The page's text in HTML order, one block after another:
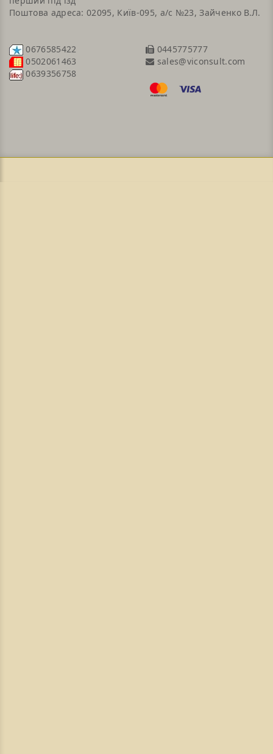
Поштова адреса: 02095, Київ-095, а/с №23, Зайченко В.Л.
0676585422
0502061463
0639356758
0445775777
sales@viconsult.com